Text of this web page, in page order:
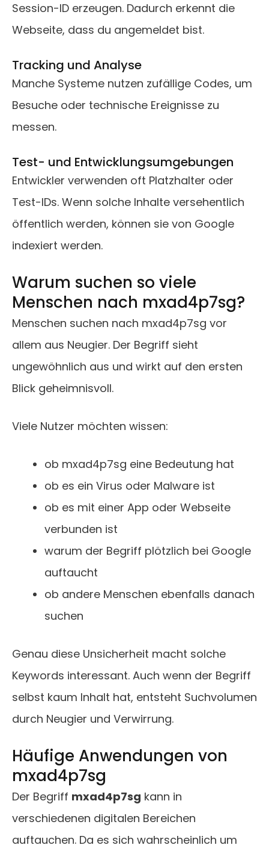
Session-ID erzeugen. Dadurch erkennt die
Webseite, dass du angemeldet bist.
Tracking und Analyse
Manche Systeme nutzen zufällige Codes, um
Besuche oder technische Ereignisse zu
messen.
Test- und Entwicklungsumgebungen
Entwickler verwenden oft Platzhalter oder
Test-IDs. Wenn solche Inhalte versehentlich
öffentlich werden, können sie von Google
indexiert werden.
Warum suchen so viele
Menschen nach mxad4p7sg?
Menschen suchen nach mxad4p7sg vor
allem aus Neugier. Der Begriff sieht
ungewöhnlich aus und wirkt auf den ersten
Blick geheimnisvoll.
Viele Nutzer möchten wissen:
ob mxad4p7sg eine Bedeutung hat
ob es ein Virus oder Malware ist
ob es mit einer App oder Webseite
verbunden ist
warum der Begriff plötzlich bei Google
auftaucht
ob andere Menschen ebenfalls danach
suchen
Genau diese Unsicherheit macht solche
Keywords interessant. Auch wenn der Begriff
selbst kaum Inhalt hat, entsteht Suchvolumen
durch Neugier und Verwirrung.
Häufige Anwendungen von
mxad4p7sg
Der Begriff mxad4p7sg kann in
verschiedenen digitalen Bereichen
auftauchen. Da es sich wahrscheinlich um